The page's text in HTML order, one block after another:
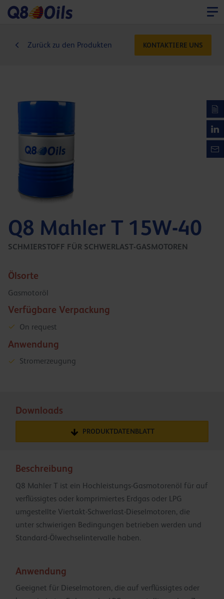
Zurück zu den Produkten KONTAKTIERE UNS
Q8 Mahler T 15W-40
SCHMIERSTOFF FÜR SCHWERLAST-GASMOTOREN
Ölsorte
Gasmotoröl
Verfügbare Verpackung
On request
Anwendung
Stromerzeugung
Downloads
PRODUKTDATENBLATT
Beschreibung
Q8 Mahler T ist ein Hochleistungs-Gasmotorenöl für auf
verflüssigtes oder komprimiertes Erdgas oder LPG
umgestellte Viertakt-Schwerlast-Dieselmotoren, die
unter schwierigen Bedingungen betrieben werden und
Standard-Ölwechselintervalle haben.
Anwendung
Geeignet für Dieselmotoren, die auf verflüssigtes oder